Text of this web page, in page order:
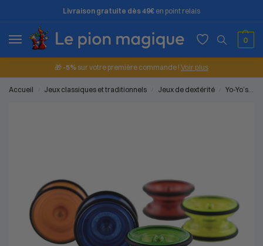
Livraison gratuite dès 49€ en point relais
0
🎁 -5% sur votre première commande ! Voir plus
Accueil Jeux classiques et traditionnels Jeux de dextérité Yo-Yo’s & Ficelles